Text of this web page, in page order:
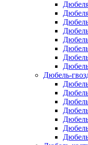
Дюбель-